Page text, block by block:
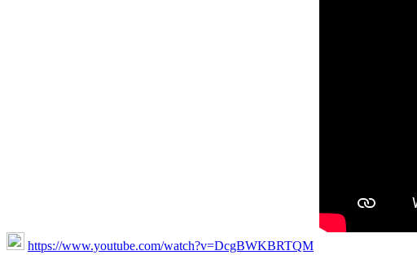
https://www.youtube.com/watch?v=DcgBWKBRTQM